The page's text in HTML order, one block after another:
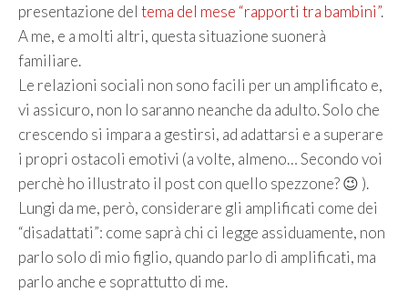
presentazione del tema del mese “rapporti tra bambini”.
A me, e a molti altri, questa situazione suonerà
familiare.
Le relazioni sociali non sono facili per un amplificato e,
vi assicuro, non lo saranno neanche da adulto. Solo che
crescendo si impara a gestirsi, ad adattarsi e a superare
i propri ostacoli emotivi (a volte, almeno… Secondo voi
perchè ho illustrato il post con quello spezzone? 😉 ).
Lungi da me, però, considerare gli amplificati come dei
“disadattati”: come saprà chi ci legge assiduamente, non
parlo solo di mio figlio, quando parlo di amplificati, ma
parlo anche e soprattutto di me.